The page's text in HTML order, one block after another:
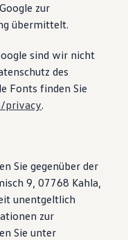
zur
übermittelt.
sind wir nicht
des
Fonts finden Sie
privacy.
Sie gegenüber der
9, 07768 Kahla,
unentgeltlich
zur
Sie unter